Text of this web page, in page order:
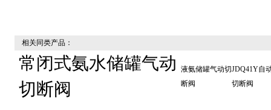
相关同类产品：
常闭式氨水储罐气动
切断阀
液氨储罐气动切
断阀
JDQ41Y自
切断阀